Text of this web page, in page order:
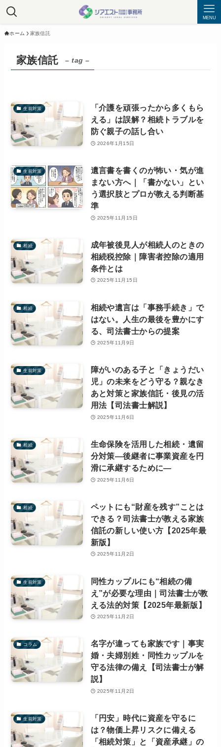
MENU
ホーム 家族信託
家族信託 – tag –
生前対策
「介護を頑張ったから多くもら
える」は誤解？相続トラブルを
防ぐ親子の話し合い
2026年1月15日
生前対策
遺言書を書くのが怖い・気が進
まない方へ｜「書かない」とい
う選択肢とプロが教える判断基
準
2025年11月15日
相続
成年被後見人が相続人のときの
相続税控除｜障害者控除の適用
条件とは
2025年11月15日
相続
相続や遺言は「事務手続き」で
はない。人生の最後を豊かにす
る、司法書士からの提案
2025年11月9日
生前対策
障がいのある子と「きょうだい
児」の未来をどう守る？親なき
あと対策と家族信託・後見の活
用法【司法書士解説】
2025年11月6日
相続
生命保険を活用した相続・遺留
分対策―後継者に事業資産を円
滑に承継するために―
2025年11月6日
相続
ペットにも“財産を残す”ことは
できる？司法書士が教える家族
信託の新しい使い方【2025年最
新版】
2025年11月2日
生前対策
同性カップルにも“相続の備
え”が必要な理由｜司法書士が教
える法的対策【2025年最新版】
2025年11月2日
コラム
名字が違っても家族です｜事実
婚・夫婦別姓・同性カップルを
守る法律の備え【司法書士が解
説】
2025年11月2日
生前対策
「円安」時代に資産を守るに
は？物価上昇リスクに備える
「相続対策」と「資産承継」の